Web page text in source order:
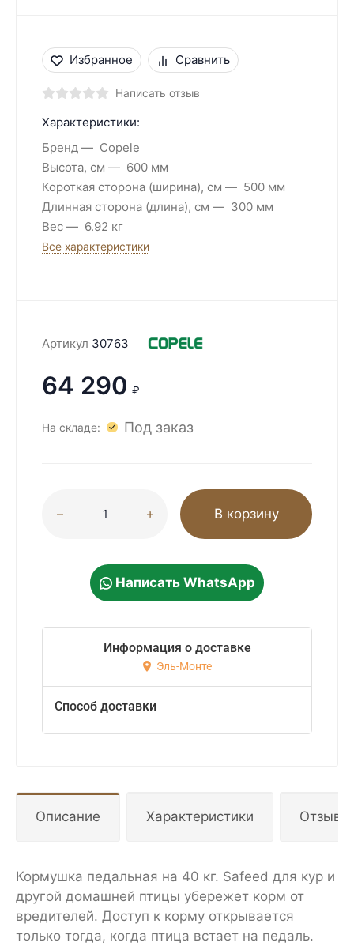
Избранное Сравнить
Написать отзыв
Характеристики:
Бренд
Copele
Высота, см
600 мм
Короткая сторона (ширина), см
500 мм
Длинная сторона (длина), см
300 мм
Вес
6.92 кг
Все характеристики
Артикул 30763
64 290 ₽
На складе: Под заказ
В корзину
Написать WhatsApp
Информация о доставке
Эль-Монте
Способ доставки
Описание Характеристики
Кормушка педальная на 40 кг. Safeed для кур и
другой домашней птицы убережет корм от
вредителей. Доступ к корму открывается
только тогда, когда птица встает на педаль.